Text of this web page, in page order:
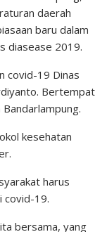
daerah
baru dalam
diasease 2019.
covid-19 Dinas
Bertempat
kesehatan
harus
covid-19.
bersama, yang